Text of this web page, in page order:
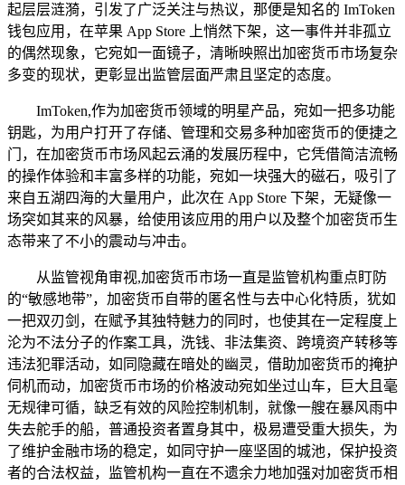
起层层涟漪，引发了广泛关注与热议，那便是知名的 ImToken
钱包应用，在苹果 App Store 上悄然下架，这一事件并非孤立
的偶然现象，它宛如一面镜子，清晰映照出加密货币市场复杂
多变的现状，更彰显出监管层面严肃且坚定的态度。
ImToken,作为加密货币领域的明星产品，宛如一把多功能
钥匙，为用户打开了存储、管理和交易多种加密货币的便捷之
门，在加密货币市场风起云涌的发展历程中，它凭借简洁流畅
的操作体验和丰富多样的功能，宛如一块强大的磁石，吸引了
来自五湖四海的大量用户，此次在 App Store 下架，无疑像一
场突如其来的风暴，给使用该应用的用户以及整个加密货币生
态带来了不小的震动与冲击。
从监管视角审视,加密货币市场一直是监管机构重点盯防
的“敏感地带”，加密货币自带的匿名性与去中心化特质，犹如
一把双刃剑，在赋予其独特魅力的同时，也使其在一定程度上
沦为不法分子的作案工具，洗钱、非法集资、跨境资产转移等
违法犯罪活动，如同隐藏在暗处的幽灵，借助加密货币的掩护
伺机而动，加密货币市场的价格波动宛如坐过山车，巨大且毫
无规律可循，缺乏有效的风险控制机制，就像一艘在暴风雨中
失去舵手的船，普通投资者置身其中，极易遭受重大损失，为
了维护金融市场的稳定，如同守护一座坚固的城池，保护投资
者的合法权益，监管机构一直在不遗余力地加强对加密货币相